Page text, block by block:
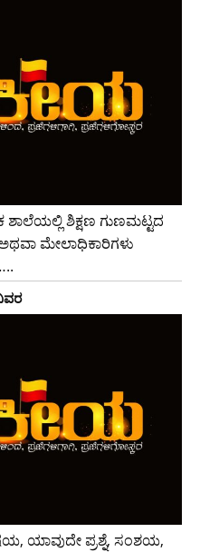
ಶಾಲೆಯಲ್ಲಿ ಶಿಕ್ಷಣ ಗುಣಮಟ್ಟದ
ಮೇಲಾಧಿಕಾರಿಗಳು
ಯಾವುದೇ ಪ್ರಶ್ನೆ, ಸಂಶಯ,